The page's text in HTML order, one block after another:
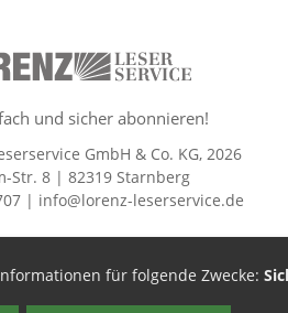
50 Lesefreude im Abo Jahre
und sicher abonnieren!
GmbH & Co. KG, 2026
Str. 8 | 82319 Starnberg
| info@lorenz-leserservice.de
für folgende Zwecke: